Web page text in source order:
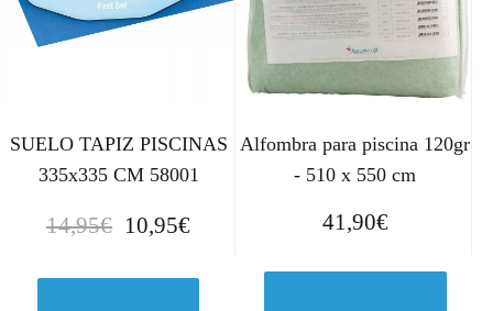
SUELO TAPIZ PISCINAS
335x335 CM 58001
14,95€ E
p
10,95€
p
Alfombra para piscina 120gr
- 510 x 550 cm
41,90€